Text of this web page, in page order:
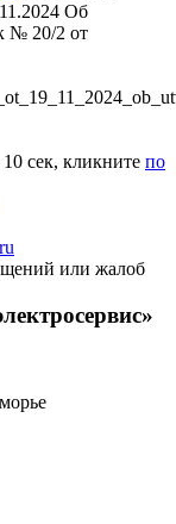
Об
№ 20/2 от
сек, кликните по
или жалоб